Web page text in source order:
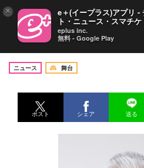
イッセー尾形一人芝居、福
ニュース
舞台
ポスト シェア 送る
× e＋(イープラス)アプリ -
ト・ニュース・スマチケ
eplus inc.
無料 - Google Play